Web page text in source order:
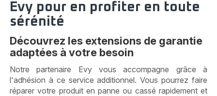
Evy pour en profiter en toute
sérénité
Découvrez les extensions de garantie
adaptées à votre besoin
Notre partenaire Evy vous accompagne grâce à
l'adhésion à ce service additionnel. Vous pourrez faire
réparer votre produit en panne ou cassé rapidement et